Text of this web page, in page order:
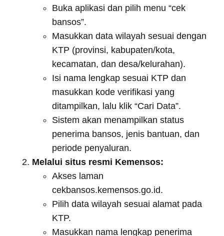
Buka aplikasi dan pilih menu “cek
bansos”.
Masukkan data wilayah sesuai dengan
KTP (provinsi, kabupaten/kota,
kecamatan, dan desa/kelurahan).
Isi nama lengkap sesuai KTP dan
masukkan kode verifikasi yang
ditampilkan, lalu klik “Cari Data”.
Sistem akan menampilkan status
penerima bansos, jenis bantuan, dan
periode penyaluran.
Melalui situs resmi Kemensos:
Akses laman
cekbansos.kemensos.go.id.
Pilih data wilayah sesuai alamat pada
KTP.
Masukkan nama lengkap penerima